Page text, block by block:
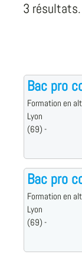
3
Bac pro
Formation en
Lyon
(69) -
Bac pro
Formation en
Lyon
(69) -